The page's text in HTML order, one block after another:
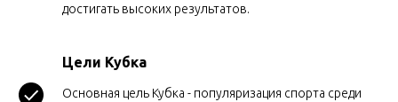
достигать высоких результатов.
Цели Кубка
Основная цель Кубка - популяризация спорта среди